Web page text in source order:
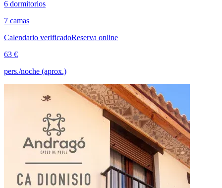
6 dormitorios
7 camas
Calendario verificadoReserva online
63 €
pers./noche (aprox.)